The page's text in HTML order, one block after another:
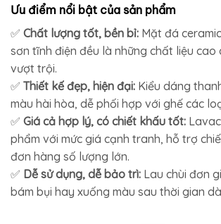
Ưu điểm nổi bật của sản phẩm
✅ Chất lượng tốt, bền bỉ: Mặt đá
sơn tĩnh điện đều là những chất liệu cao
vượt trội.
✅ Thiết kế đẹp, hiện đại: Kiểu dáng
màu hài hòa, dễ phối hợp với ghế các
✅ Giá cả hợp lý, có chiết khấu tốt:
phẩm với mức giá cạnh tranh, hỗ trợ
đơn hàng số lượng lớn.
✅ Dễ sử dụng, dễ bảo trì: Lau chùi đơn
bám bụi hay xuống màu sau thời gian